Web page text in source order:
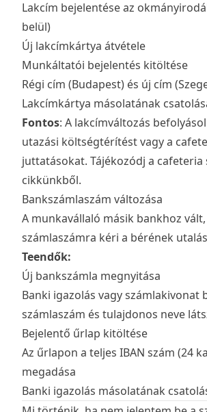
Lakcím bejelentése az
belül)
Új lakcímkártya átvétele
Munkáltatói bejelentés kitöltése
Régi cím (Budapest) és új cím
Lakcímkártya másolatának
Fontos: A lakcímváltozás
utazási költségtérítést vagy a
juttatásokat. Tájékozódj a cafeteria
cikkünkből.
Bankszámlaszám változása
A munkavállaló másik bankhoz
számlaszámra kéri a bérének
Teendők:
Új bankszámla megnyitása
Banki igazolás vagy számlakivonat
számlaszám és tulajdonos neve
Bejelentő űrlap kitöltése
Az űrlapon a teljes IBAN szám (24
megadása
Banki igazolás másolatának